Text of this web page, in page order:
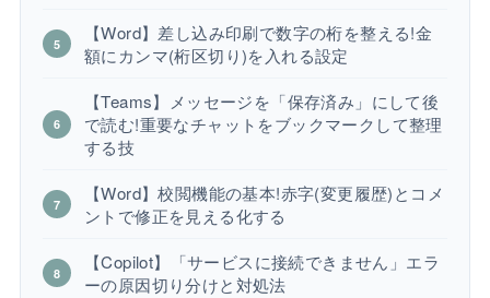
【Word】差し込み印刷で数字の桁を整える!金
額にカンマ(桁区切り)を入れる設定
【Teams】メッセージを「保存済み」にして後
で読む!重要なチャットをブックマークして整理
する技
【Word】校閲機能の基本!赤字(変更履歴)とコメ
ントで修正を見える化する
【Copilot】「サービスに接続できません」エラ
ーの原因切り分けと対処法